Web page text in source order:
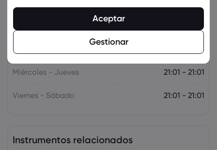
Lunes - Martes 21:01 - 21:01
Martes - Miércoles 21:01 - 21:01
Miércoles - Jueves 21:01 - 21:01
Viernes - Sábado 21:01 - 21:01
Instrumentos relacionados
Aceptar
Gestionar